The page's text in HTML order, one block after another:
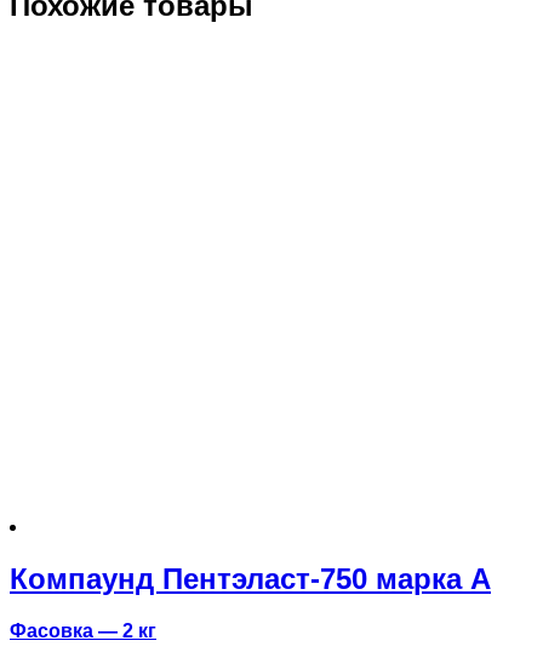
Компаунд Пентэласт-750 марка А
Фасовка — 2 кг